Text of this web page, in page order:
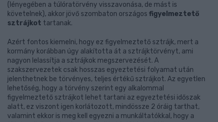
(lényegében a túlóratörvény visszavonása, de mást is
követelnek), akkor jövő szombaton országos figyelmeztető
sztrájkot tartanak.
Azért fontos kiemelni, hogy ez figyelmeztető sztrájk, mert a
kormány korábban úgy alakította át a sztrájktörvényt, ami
nagyon lelassítja a sztrájkok megszervezését. A
szakszervezetek csak hosszas egyeztetési folyamat után
jelenthetnek be törvényes, teljes értékű sztrájkot. Az egyetlen
lehetőség, hogy a törvény szerint egy alkalommal
figyelmeztető sztrájkot lehet tartani az egyeztetési időszak
alatt, ez viszont igen korlátozott, mindössze 2 óráig tarthat,
valamint ekkor is meg kell egyezni a munkáltatókkal, hogy a